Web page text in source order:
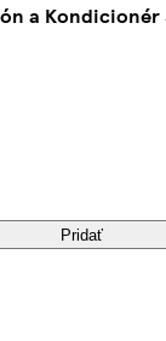
a
Pridať